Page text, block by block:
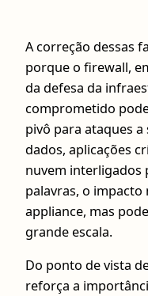
A correção dessas
porque o firewall,
da defesa da
comprometido
pivô para ataques
dados, aplicações
nuvem interligados
palavras, o
appliance, mas
grande escala.
Do ponto de vista
reforça a